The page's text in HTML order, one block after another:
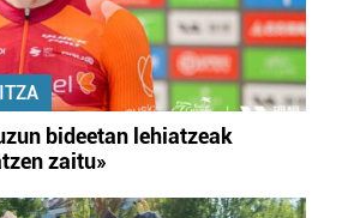
bideetan lehiatzeak
zaitu»